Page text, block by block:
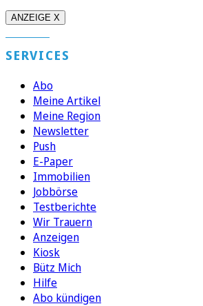
ANZEIGE X
SERVICES
Abo
Meine Artikel
Meine Region
Newsletter
Push
E-Paper
Immobilien
Jobbörse
Testberichte
Wir Trauern
Anzeigen
Kiosk
Bütz Mich
Hilfe
Abo kündigen